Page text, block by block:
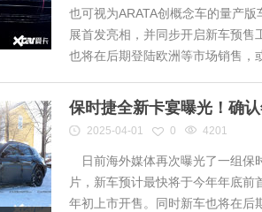
也可视为ARATA创概念车的量产
展首发亮相，并同步开启新车预售
也将在后期登陆欧洲等市场销售，
保时捷全新卡宴曝光！确
2025-04-01 0 4201
日前海外媒体再次曝光了一组保
片，新车预计最快将于今年年底
年初上市开售。同时新车也将在后